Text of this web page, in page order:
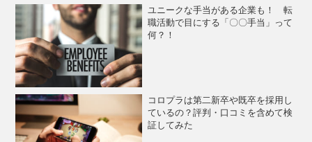
ユニークな手当がある企業も！ 転
職活動で目にする「〇〇手当」って
何？！
コロプラは第二新卒や既卒を採用し
ているの？評判・口コミを含めて検
証してみた